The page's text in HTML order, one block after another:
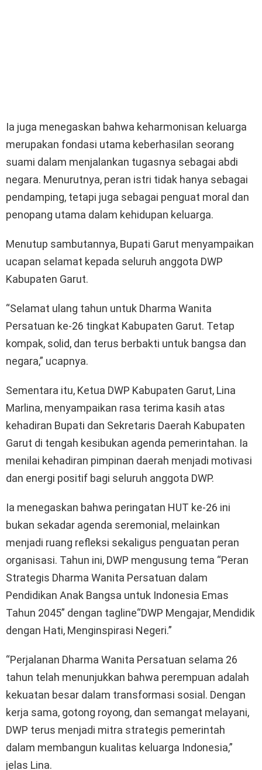
Ia juga menegaskan bahwa keharmonisan keluarga
merupakan fondasi utama keberhasilan seorang
suami dalam menjalankan tugasnya sebagai abdi
negara. Menurutnya, peran istri tidak hanya sebagai
pendamping, tetapi juga sebagai penguat moral dan
penopang utama dalam kehidupan keluarga.
Menutup sambutannya, Bupati Garut menyampaikan
ucapan selamat kepada seluruh anggota DWP
Kabupaten Garut.
“Selamat ulang tahun untuk Dharma Wanita
Persatuan ke-26 tingkat Kabupaten Garut. Tetap
kompak, solid, dan terus berbakti untuk bangsa dan
negara,” ucapnya.
Sementara itu, Ketua DWP Kabupaten Garut, Lina
Marlina, menyampaikan rasa terima kasih atas
kehadiran Bupati dan Sekretaris Daerah Kabupaten
Garut di tengah kesibukan agenda pemerintahan. Ia
menilai kehadiran pimpinan daerah menjadi motivasi
dan energi positif bagi seluruh anggota DWP.
Ia menegaskan bahwa peringatan HUT ke-26 ini
bukan sekadar agenda seremonial, melainkan
menjadi ruang refleksi sekaligus penguatan peran
organisasi. Tahun ini, DWP mengusung tema “Peran
Strategis Dharma Wanita Persatuan dalam
Pendidikan Anak Bangsa untuk Indonesia Emas
Tahun 2045” dengan tagline“DWP Mengajar, Mendidik
dengan Hati, Menginspirasi Negeri.”
“Perjalanan Dharma Wanita Persatuan selama 26
tahun telah menunjukkan bahwa perempuan adalah
kekuatan besar dalam transformasi sosial. Dengan
kerja sama, gotong royong, dan semangat melayani,
DWP terus menjadi mitra strategis pemerintah
dalam membangun kualitas keluarga Indonesia,”
jelas Lina.